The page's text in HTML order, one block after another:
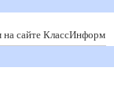
на сайте КлассИнформ